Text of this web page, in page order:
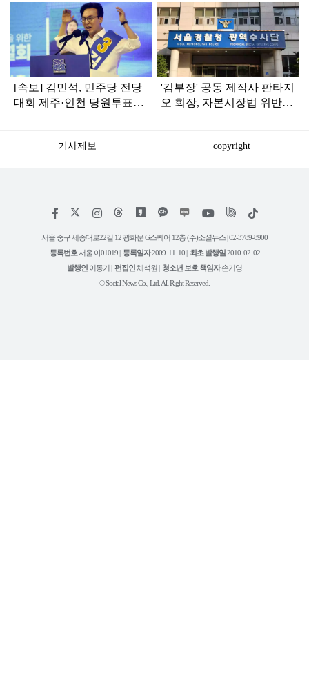
인
[속보] 김민석, 민주당 전당
대회 제주·인천 당원투표서
'김부장' 공동 제작사 판타지
오 회장, 자본시장법 위반
기사제보 copyright
페
스
인
타
램
위
트
유
튜
틱
서울 중구 세종대로22길 12 광화문 G스퀘어 12층 (주)소셜뉴스 | 02-3789-8900
등록번호서울 아01019 | 등록일자2009. 11. 10 | 최초 발행일 2010. 02. 02
발행인 이동기 | 편집인채석원 | 청소년 보호 책임자손기영
© Social News Co., Ltd. All Right Reserved.